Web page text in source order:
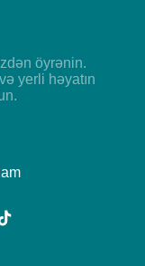
öyrənin.
yerli həyatın